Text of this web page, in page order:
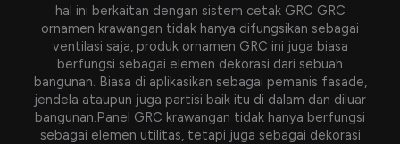
hal ini berkaitan dengan sistem cetak GRC GRC
ornamen krawangan tidak hanya difungsikan sebagai
ventilasi saja, produk ornamen GRC ini juga biasa
berfungsi sebagai elemen dekorasi dari sebuah
bangunan. Biasa di aplikasikan sebagai pemanis fasade,
jendela ataupun juga partisi baik itu di dalam dan diluar
bangunan.Panel GRC krawangan tidak hanya berfungsi
sebagai elemen utilitas, tetapi juga sebagai dekorasi